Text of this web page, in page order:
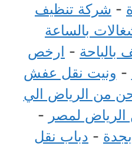
شركة تنظيف
بالساعة
- ارخص
ونيت نقل عفش
الرياض الي
لمصر-
- دباب نقل